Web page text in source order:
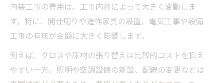
内装工事の費用は、工事内容によって大きく変動しま
す。特に、間仕切りや造作家具の設置、電気工事や設備
工事の有無が金額に大きく影響します。
例えば、クロスや床材の張り替えは比較的コストを抑え
やすい一方、照明や空調設備の新設、配線の変更などは